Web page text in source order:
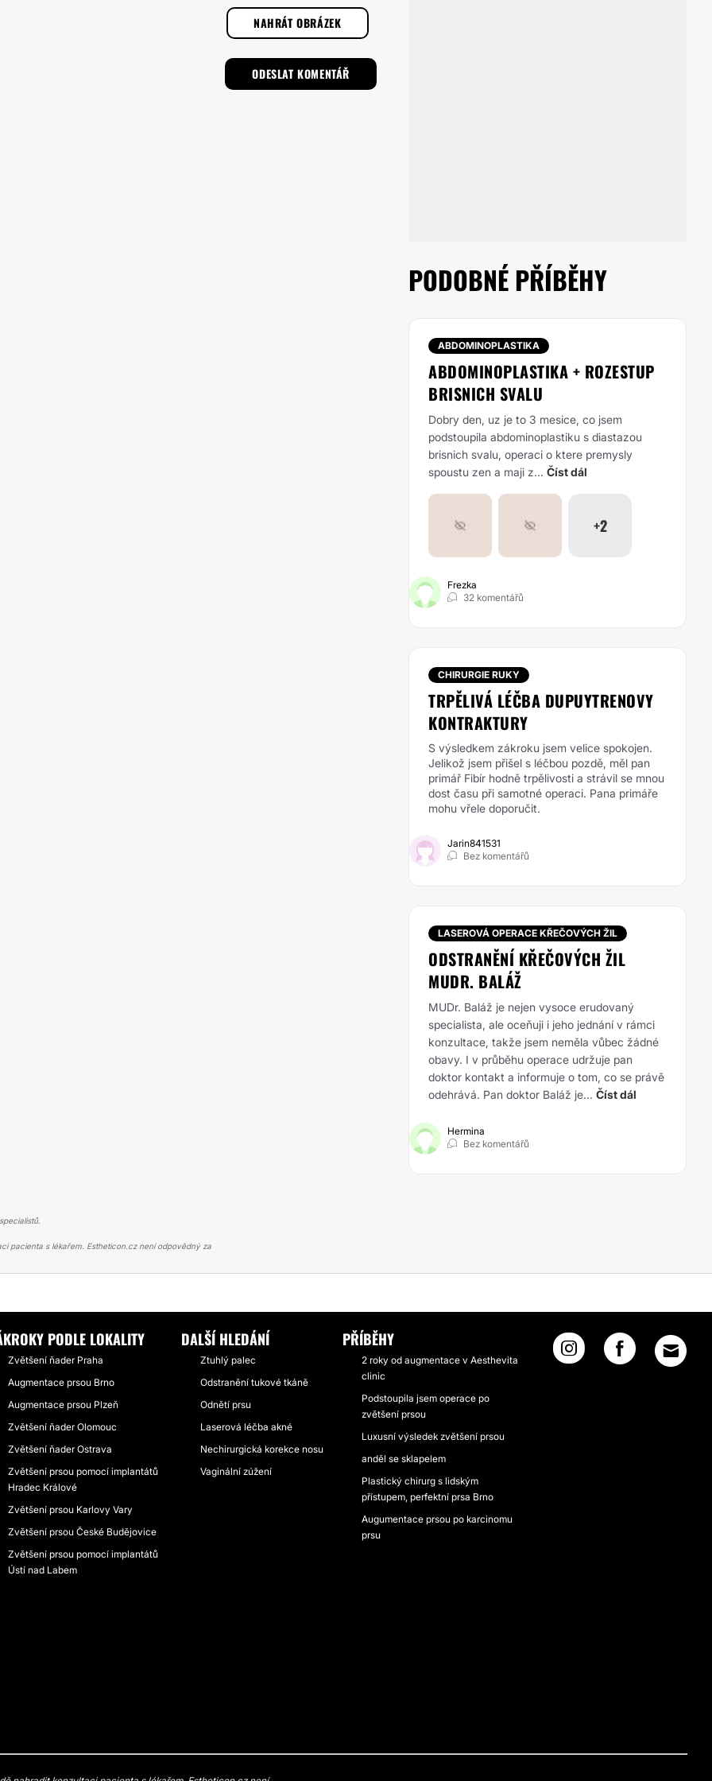
NAHRÁT OBRÁZEK
PODOBNÉ PŘÍBĚHY
ABDOMINOPLASTIKA
ABDOMINOPLASTIKA + ROZESTUP
BRISNICH SVALU
Dobry den, uz je to 3 mesice, co jsem
podstoupila abdominoplastiku s diastazou
brisnich svalu, operaci o ktere premysly
spoustu zen a maji z... Číst dál
+2
Frezka
32 komentářů
CHIRURGIE RUKY
TRPĚLIVÁ LÉČBA DUPUYTRENOVY
KONTRAKTURY
S výsledkem zákroku jsem velice spokojen.
Jelikož jsem přišel s léčbou pozdě, měl pan
primář Fibír hodně trpělivosti a strávil se mnou
dost času při samotné operaci. Pana primáře
mohu vřele doporučit.
Jarin841531
Bez komentářů
LASEROVÁ OPERACE KŘEČOVÝCH ŽIL
ODSTRANĚNÍ KŘEČOVÝCH ŽIL
MUDR. BALÁŽ
MUDr. Baláž je nejen vysoce erudovaný
specialista, ale oceňuji i jeho jednání v rámci
konzultace, takže jsem neměla vůbec žádné
obavy. I v průběhu operace udržuje pan
doktor kontakt a informuje o tom, co se právě
odehrává. Pan doktor Baláž je... Číst dál
Hermina
Bez komentářů
pacienta s lékařem. Estheticon.cz není odpovědný za
PODLE LOKALITY
Zvětšení ňader Praha
Augmentace prsou Brno
Augmentace prsou Plzeň
Zvětšení ňader Olomouc
Zvětšení ňader Ostrava
Zvětšení prsou pomocí implantátů
Hradec Králové
Zvětšení prsou Karlovy Vary
Zvětšení prsou České Budějovice
Zvětšení prsou pomocí implantátů
Ústí nad Labem
DALŠÍ HLEDÁNÍ
Ztuhlý palec
Odstranění tukové tkáně
Odnětí prsu
Laserová léčba akné
Nechirurgická korekce nosu
Vaginální zúžení
PŘÍBĚHY
2 roky od augmentace v Aesthevita
clinic
Podstoupila jsem operace po
zvětšení prsou
Luxusní výsledek zvětšení prsou
anděl se sklapelem
Plastický chirurg s lidským
přístupem, perfektní prsa Brno
Augumentace prsou po karcinomu
prsu